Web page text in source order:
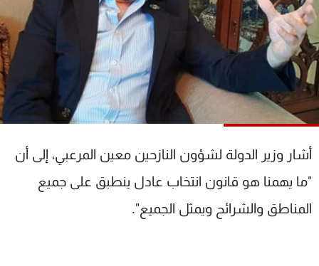
أشار وزير الدولة لشؤون النازحين معين المرعبي، إلى أن
"ما يهمنا هو قانون انتخاب عادل ينطبق على جميع
المناطق والشرائح ويمثل الجميع".
كأس العالم
البرامج
جدول البرامج
شاهد البرامج
عن MTV
الإنـتـاج
لاعلاناتكم
وظائف
تواصل معنا
شروط الإسـتخدام
سياسة الخصوصية